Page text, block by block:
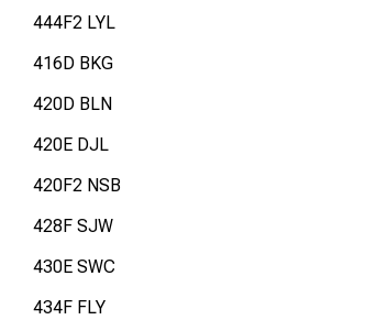
444F2 LYL
416D BKG
420D BLN
420E DJL
420F2 NSB
428F SJW
430E SWC
434F FLY